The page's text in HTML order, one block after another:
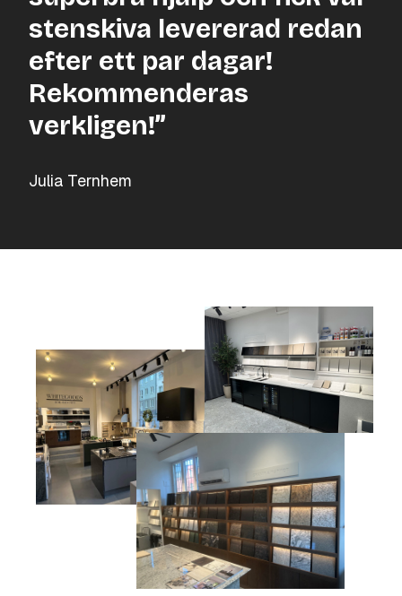
stenskiva levererad redan
efter ett par dagar!
Rekommenderas
verkligen!”
Julia Ternhem